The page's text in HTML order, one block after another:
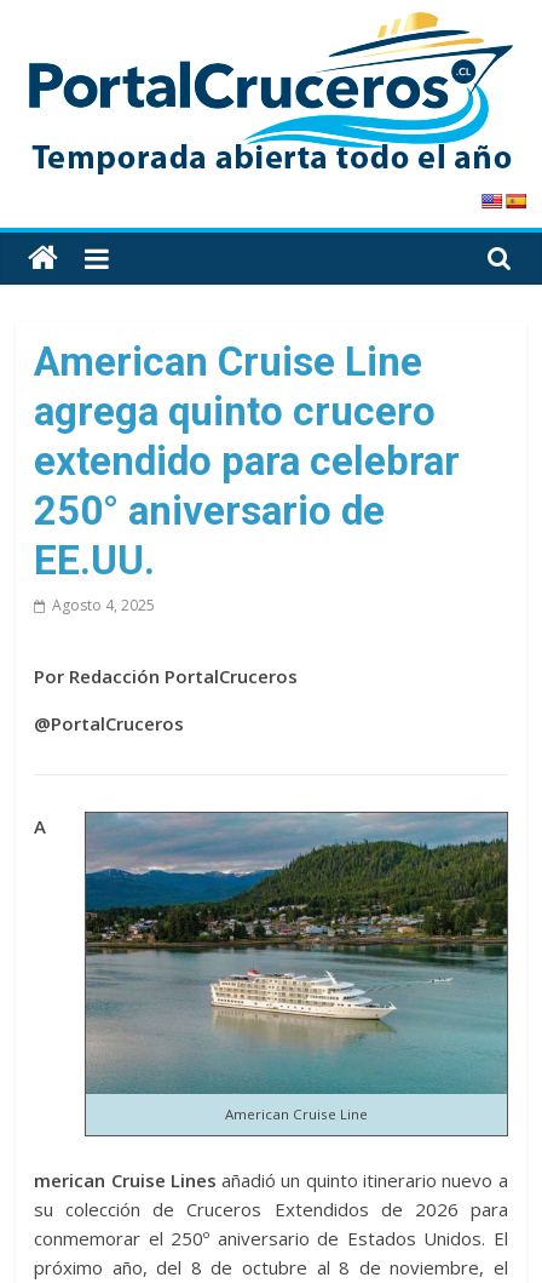
content
PortalCruceros
Toda
la
cruceros
en
un
solo
sitio
American Cruise Line
agrega quinto crucero
extendido para celebrar
250° aniversario de
EE.UU.
Agosto 4, 2025
Por Redacción PortalCruceros
@PortalCruceros
American Cruise Line
A
merican Cruise Lines añadió un quinto itinerario nuevo a
su colección de Cruceros Extendidos de 2026 para
conmemorar el 250º aniversario de Estados Unidos. El
próximo año, del 8 de octubre al 8 de noviembre, el